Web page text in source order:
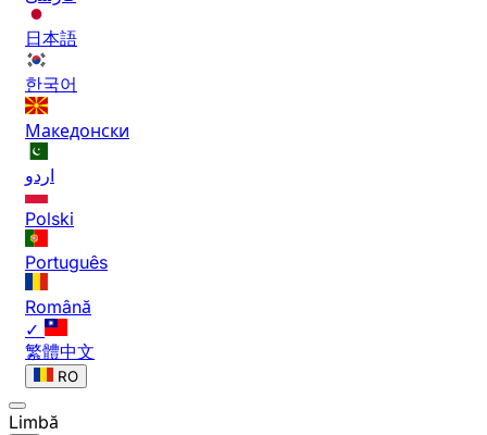
日本語
한국어
Македонски
اردو
Polski
Português
Română
✓
繁體中文
RO
Limbă